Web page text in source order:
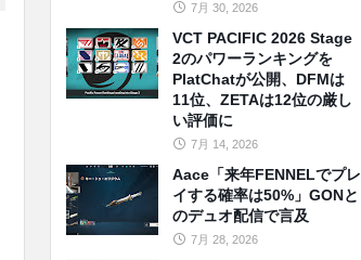
7月 30, 2026
VCT PACIFIC 2026 Stage
2のパワーランキングを
PlatChatが公開、DFMは
11位、ZETAは12位の厳し
い評価に
7月 14, 2026
Aace「来年FENNELでプレ
イする確率は50%」GONと
のデュオ配信で言及
7月 28, 2026